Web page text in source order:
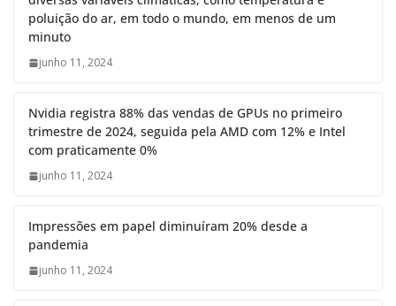
poluição do ar, em todo o mundo, em menos de um
minuto
junho 11, 2024
Nvidia registra 88% das vendas de GPUs no primeiro
trimestre de 2024, seguida pela AMD com 12% e Intel
com praticamente 0%
junho 11, 2024
Impressões em papel diminuíram 20% desde a
pandemia
junho 11, 2024